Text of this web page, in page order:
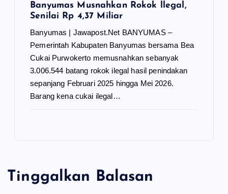
Banyumas Musnahkan Rokok llegal,
Senilai Rp 4,37 Miliar
Banyumas | Jawapost.Net BANYUMAS –
Pemerintah Kabupaten Banyumas bersama Bea
Cukai Purwokerto memusnahkan sebanyak
3.006.544 batang rokok ilegal hasil penindakan
sepanjang Februari 2025 hingga Mei 2026.
Barang kena cukai ilegal…
Tinggalkan Balasan